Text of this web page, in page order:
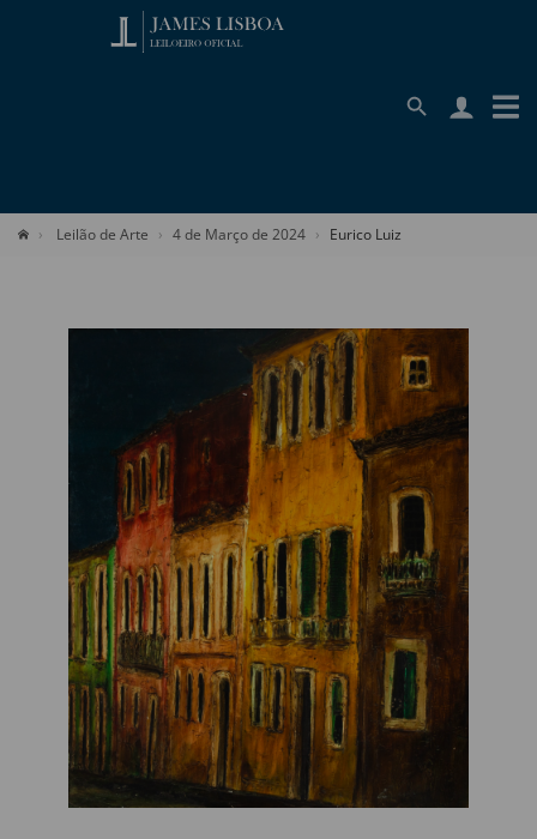
Leilão de Arte 4 de Março de 2024 Eurico Luiz